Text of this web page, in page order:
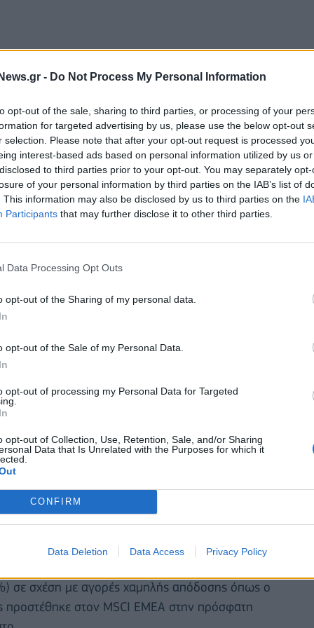
- Do Not Process My Personal Information
opt-out of the sale, sharing to third parties, or processing of your
for targeted advertising by us, please use the below opt-out
selection. Please note that after your opt-out request is processed
interest-based ads based on personal information utilized by us
to third parties prior to your opt-out. You may separately
of your personal information by third parties on the IAB’s list of
This information may also be disclosed by us to third parties on the
Participants that may further disclose it to other third parties.
Data Processing Opt Outs
opt-out of the Sharing of my personal data.
opt-out of the Sale of my Personal Data.
opt-out of processing my Personal Data for Targeted
opt-out of Collection, Use, Retention, Sale, and/or Sharing
Data that Is Unrelated with the Purposes for which it
CONFIRM
Data Deletion Data Access Privacy Policy
της αγοράς ότι η επενδυτική βαθμίδα
το Χ.Α. από τις αρχές του έτους (38%) έχει πολύ
και με δεδομένα:
P/E 12μήνου στο 6,0x, 49% φθηνότερο σε σχέση
που υποστηρίζονται από το Ταμείο Ανάκαμψης
Νέας Δημοκρατίας οι οποίες θα διατηρήσουν την
κάνουν ανθεκτική στους κινδύνους παγκόσμιας
τράπεζες.
είναι σημαντικό το γεγονός ότι, το guidance των
Με εκτιμώμενο δείκτη P/BV 12μήνου στο 0,6x,
τράπεζες στην αναδυόμενη Ευρώπη. Με
σε σχέση με αγορές χαμηλής απόδοσης όπως ο
στον MSCI EMEA στην πρόσφατη